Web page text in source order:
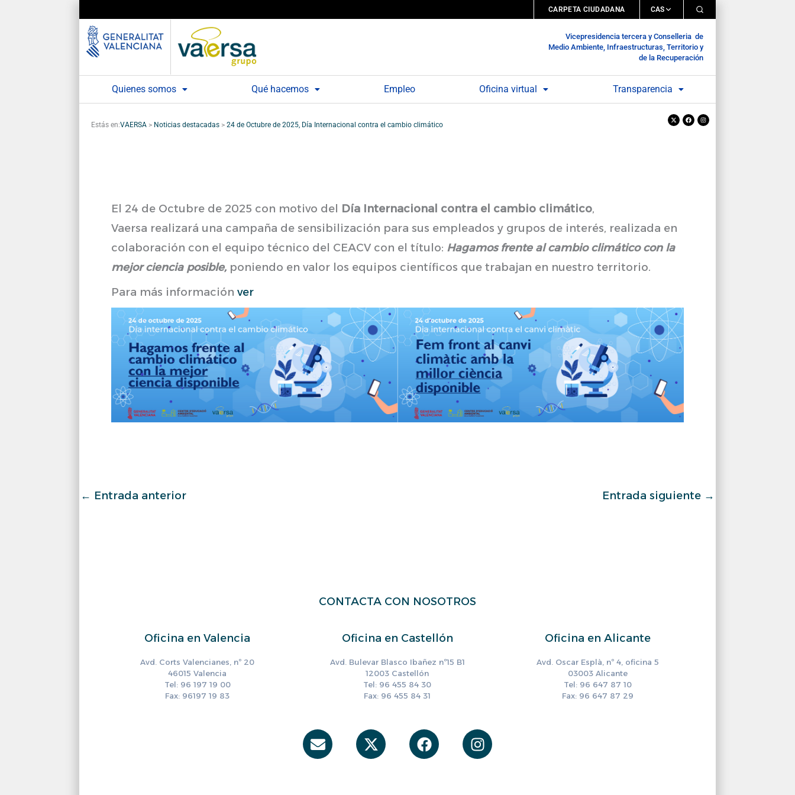
al
contenido
CARPETA CIUDADANA CAS
Vicepresidencia tercera y Conselleria de
Medio Ambiente, Infraestructuras, Territorio y
de la Recuperación
Quienes somos Qué hacemos Empleo Oficina virtual Transparencia
Estás en:VAERSA > Noticias destacadas >24 de Octubre de 2025, Día Internacional contra el cambio climático
twitter
El 24 de Octubre de 2025 con motivo del Día Internacional contra el cambio climático,
Vaersa realizará una campaña de sensibilización para sus empleados y grupos de interés, realizada en
colaboración con el equipo técnico del CEACV con el título: Hagamos frente al cambio climático con la
mejor ciencia posible, poniendo en valor los equipos científicos que trabajan en nuestro territorio.
Para más informaciónver
← Entrada anterior Entrada siguiente →
CONTACTA CON NOSOTROS
Oficina en Valencia
Avd. Corts Valencianes, nº 20
46015 Valencia
Tel: 96 197 19 00
Fax: 96197 19 83
Oficina en Castellón
Avd. Bulevar Blasco Ibañez nº15 B1
12003 Castellón
Tel: 96 455 84 30
Fax: 96 455 84 31
Oficina en Alicante
Avd. Oscar Esplà, nº 4, oficina 5
03003 Alicante
Tel: 96 647 87 10
Fax: 96 647 87 29
Envelope
X-
twitter
FacebookInstagram